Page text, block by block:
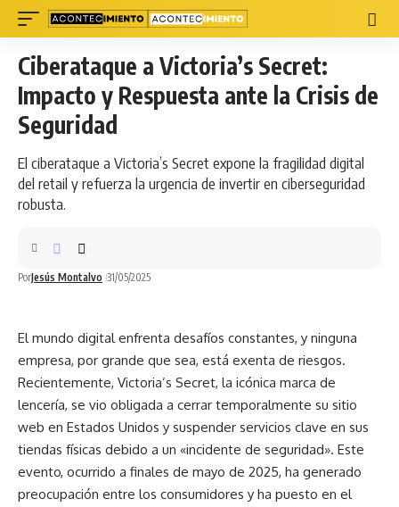
Ciberataque a Victoria’s Secret:
Impacto y Respuesta ante la Crisis de
Seguridad
El ciberataque a Victoria’s Secret expone la fragilidad digital
del retail y refuerza la urgencia de invertir en ciberseguridad
robusta.
PorJesús Montalvo 31/05/2025
Elmundo digital enfrenta desafíos constantes, y ninguna
empresa, por grande que sea, está exenta de riesgos.
Recientemente, Victoria’s Secret, la icónica marca de
lencería, se vio obligada a cerrar temporalmente su sitio
web en Estados Unidos y suspender servicios clave en sus
tiendas físicas debido a un «incidente de seguridad». Este
evento, ocurrido a finales de mayo de 2025, ha generado
preocupación entre los consumidores y ha puesto en el